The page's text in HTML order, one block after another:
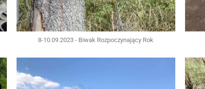
8-10.09.2023 - Biwak Rozpoczynający Rok